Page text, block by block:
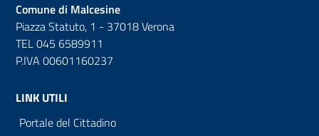
Comune di Malcesine
Piazza Statuto, 1 - 37018 Verona
TEL 045 6589911
P.IVA 00601160237
LINK UTILI
Portale del Cittadino